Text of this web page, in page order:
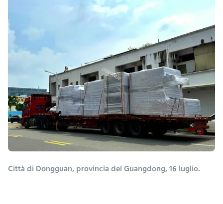
Città di Dongguan, provincia del Guangdong, 16 luglio.